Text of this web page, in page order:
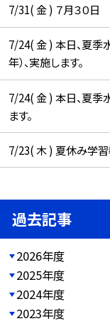
7/31( 金 ) ７月３０
7/24( 金 ) 本日、夏季水
年）、実施します。
7/24( 金 ) 本日、夏季
ます。
7/23( 木 ) 夏休み学
過去記事
2026年度
2025年度
2024年度
2023年度